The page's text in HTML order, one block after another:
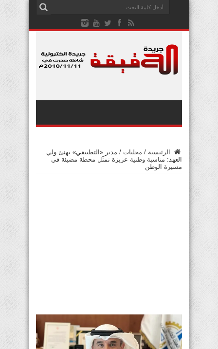
الرئيسية / محليات / مدير «التطبيقي» يهنئ ولي
العهد: مناسبة وطنية عزيزة تمثّل محطة مضيئة في
مسيرة الوطن